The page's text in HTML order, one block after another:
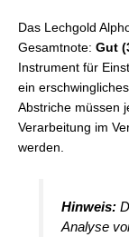
Das Lechgold
Gesamtnote: Gut
Instrument für
ein
Abstriche müssen
Verarbeitung im
werden.
Hinweis:
Analyse